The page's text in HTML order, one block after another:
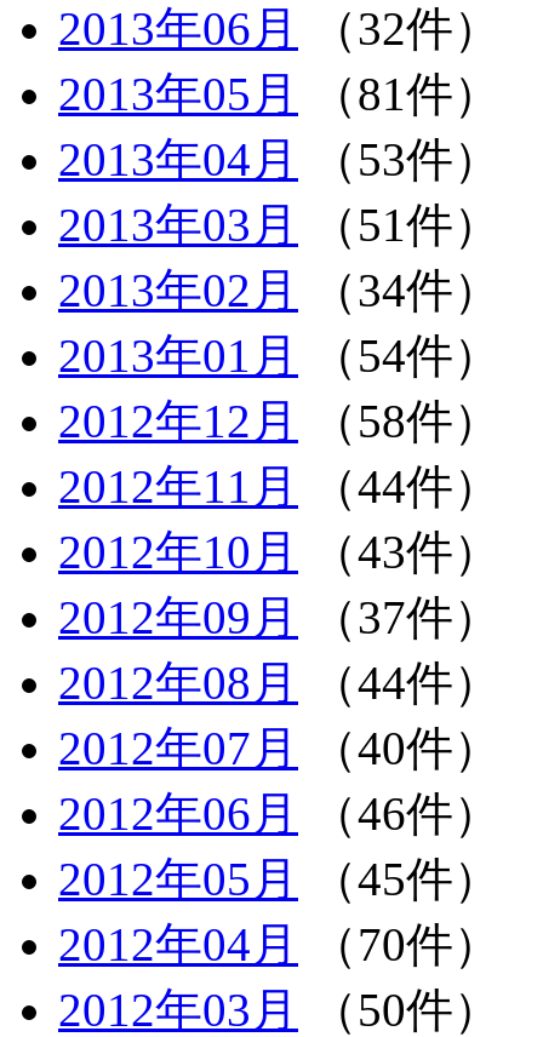
2013年06月
（32件）
2013年05月
（81件）
2013年04月
（53件）
2013年03月
（51件）
2013年02月
（34件）
2013年01月
（54件）
2012年12月
（58件）
2012年11月
（44件）
2012年10月
（43件）
2012年09月
（37件）
2012年08月
（44件）
2012年07月
（40件）
2012年06月
（46件）
2012年05月
（45件）
2012年04月
（70件）
2012年03月
（50件）